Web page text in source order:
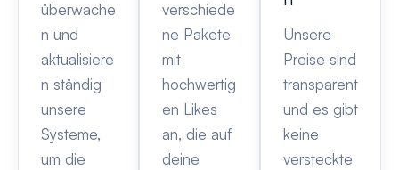
überwache
n und
aktualisiere
n ständig
unsere
Systeme,
um die
verschiede
ne Pakete
mit
hochwertig
en Likes
an, die auf
deine
Unsere
Preise sind
transparent
und es gibt
keine
versteckte